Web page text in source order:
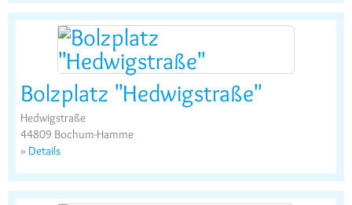
Bolzplatz "Hedwigstraße"
Hedwigstraße
44809 Bochum-Hamme
» Details